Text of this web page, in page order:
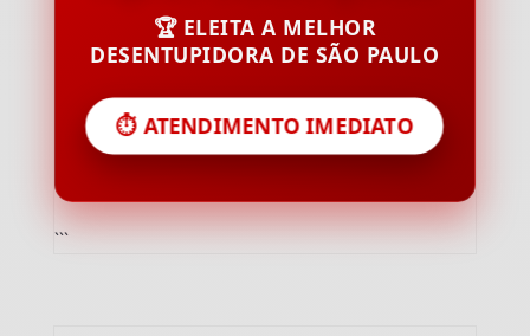
🏆 ELEITA A MELHOR
DESENTUPIDORA DE SÃO PAULO
⏱️ ATENDIMENTO IMEDIATO
```